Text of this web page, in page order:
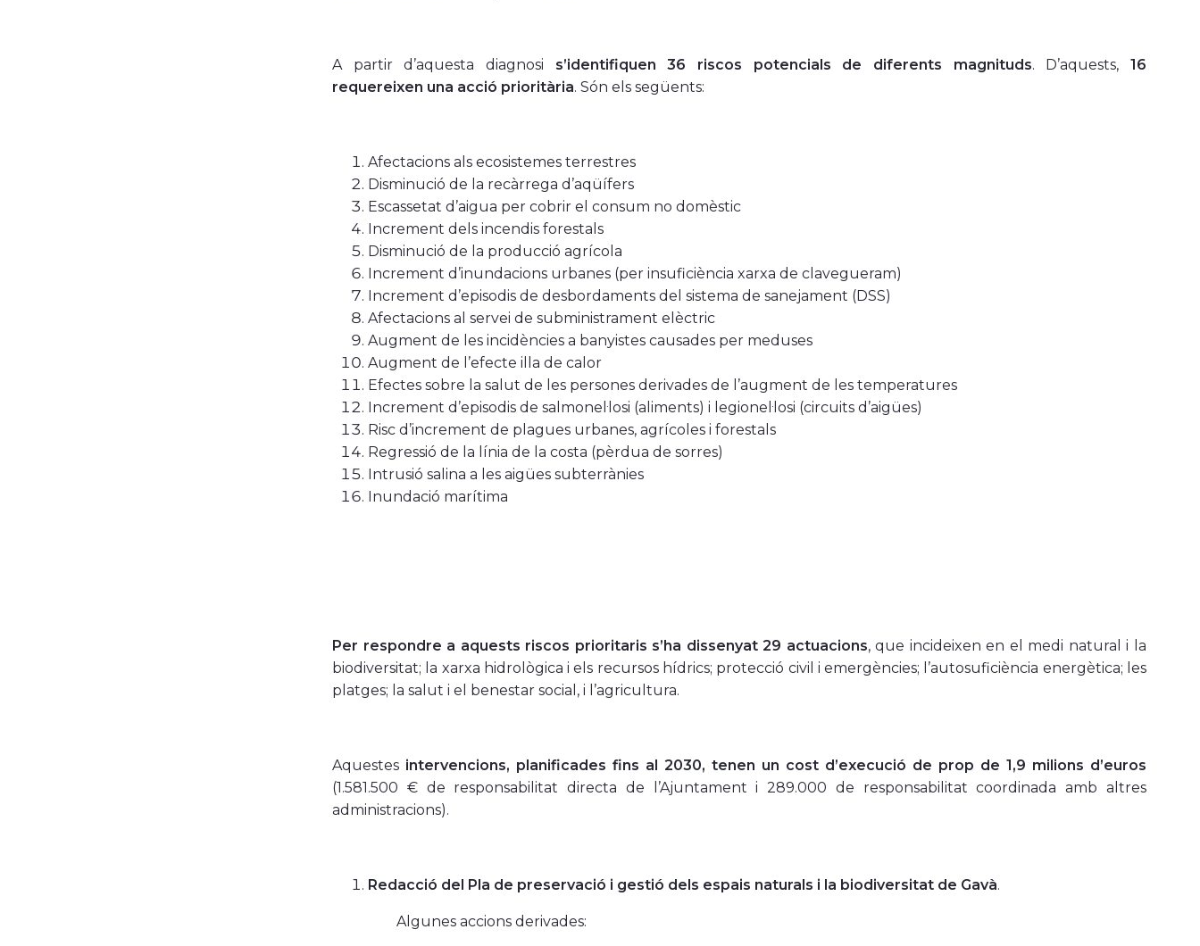
A partir d’aquesta diagnosi s’identifiquen 36 riscos potencials de diferents magnituds. D’aquests,16
requereixen una acció prioritària. Són els següents:
Afectacions als ecosistemes terrestres
Disminució de la recàrrega d’aqüífers
Escassetat d’aigua per cobrir el consum no domèstic
Increment dels incendis forestals
Disminució de la producció agrícola
Increment d’inundacions urbanes (per insuficiència xarxa de clavegueram)
Increment d’episodis de desbordaments del sistema de sanejament (DSS)
Afectacions al servei de subministrament elèctric
Augment de les incidències a banyistes causades per meduses
Augment de l’efecte illa de calor
Efectes sobre la salut de les persones derivades de l’augment de les temperatures
Increment d’episodis de salmonel·losi (aliments) i legionel·losi (circuits d’aigües)
Risc d’increment de plagues urbanes, agrícoles i forestals
Regressió de la línia de la costa (pèrdua de sorres)
Intrusió salina a les aigües subterrànies
Inundació marítima
Per respondre a aquests riscos prioritaris s’ha dissenyat 29 actuacions, que incideixen en el medi natural i la
biodiversitat; la xarxa hidrològica i els recursos hídrics; protecció civil i emergències; l’autosuficiència energètica; les
platges; la salut i el benestar social, i l’agricultura.
Aquestes intervencions, planificades fins al 2030, tenen un cost d’execució de prop de 1,9 milions d’euros
(1.581.500 € de responsabilitat directa de l’Ajuntament i 289.000 de responsabilitat coordinada amb altres
administracions).
Redacció del Pla de preservació i gestió dels espais naturals i la biodiversitat de Gavà.
Algunes accions derivades: